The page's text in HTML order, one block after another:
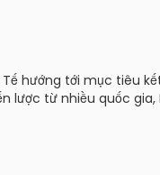
Tế hướng tới mục tiêu
lược từ nhiều quốc